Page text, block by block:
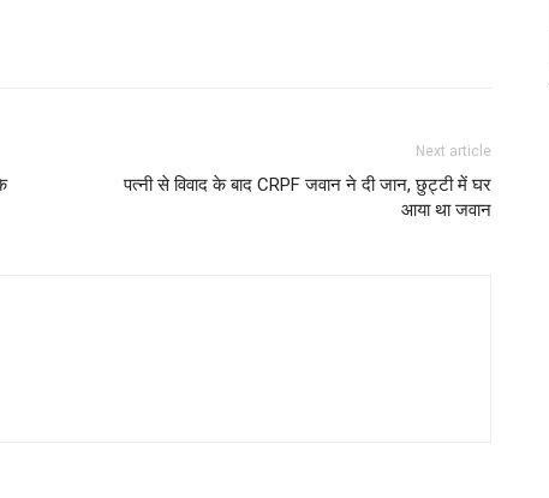
Next article
पत्नी से विवाद के बाद CRPF जवान ने दी जान, छुट्टी में घर
आया था जवान